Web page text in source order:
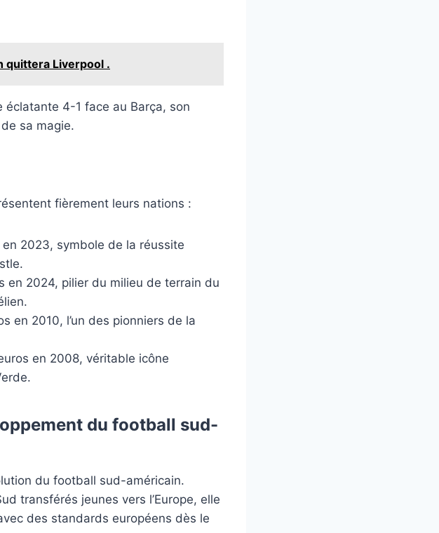
quittera Liverpool .
4-1 face au Barça, son
sa magie.
fièrement leurs nations :
en 2023, symbole de la réussite
en 2024, pilier du milieu de terrain du
en 2010, l’un des pionniers de la
en 2008, véritable icône
du football sud-
du football sud-américain.
transférés jeunes vers l’Europe, elle
des standards européens dès le